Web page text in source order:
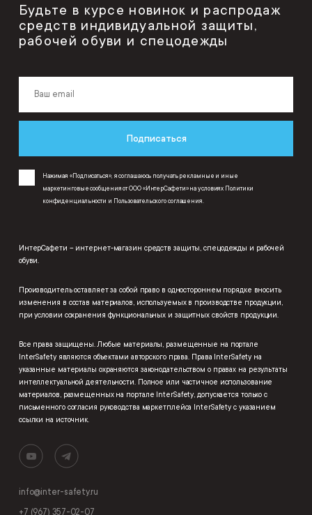
Будьте в курсе новинок и распродаж
средств индивидуальной защиты,
рабочей обуви и спецодежды
Подписаться
Нажимая «Подписаться», я соглашаюсь получать рекламные и иные
маркетинговые сообщения от ООО «ИнтерСафети» на условиях Политики
конфиденциальности и Пользовательского соглашения.
ИнтерСафети – интернет-магазин средств защиты, спецодежды и рабочей
обуви.
Производитель оставляет за собой право в одностороннем порядке вносить
изменения в состав материалов, используемых в производстве продукции,
при условии сохранения функциональных и защитных свойств продукции.
Все права защищены. Любые материалы, размещенные на портале
InterSafety являются объектами авторского права. Права InterSafety на
указанные материалы охраняются законодательством о правах на результаты
интеллектуальной деятельности. Полное или частичное использование
материалов, размещенных на портале InterSafety, допускается только с
письменного согласия руководства маркетплейса InterSafety с указанием
ссылки на источник.
info@inter-safety.ru
+7 (967) 357-02-07